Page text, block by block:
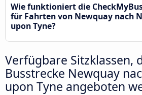
Wie funktioniert die
für Fahrten von Newquay nach
upon Tyne?
Verfügbare Sitzklassen,
Busstrecke Newquay
upon Tyne angeboten